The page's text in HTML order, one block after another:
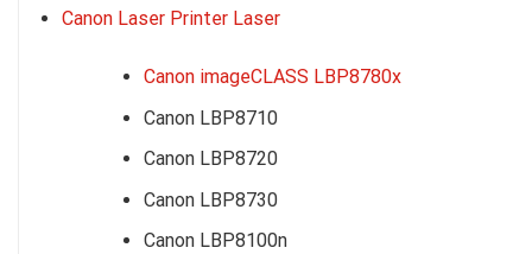
Canon Laser Printer Laser
Canon imageCLASS LBP8780x
Canon LBP8710
Canon LBP8720
Canon LBP8730
Canon LBP8100n